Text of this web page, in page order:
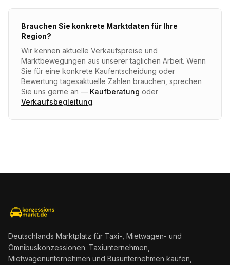
Brauchen Sie konkrete Marktdaten für Ihre
Region?
Wir kennen aktuelle Verkaufspreise und
Marktbewegungen aus unserer täglichen Arbeit. Wenn
Sie für eine konkrete Kaufentscheidung oder
Bewertung tagesaktuelle Zahlen brauchen, sprechen
Sie uns gerne an — Kaufberatung oder
Verkaufsbegleitung.
Deutschlands Marktplatz für Taxi-, Mietwagen- und
Omnibuskonzessionen. Taxiunternehmen,
Mietwagenunternehmen und Busunternehmen kaufen,